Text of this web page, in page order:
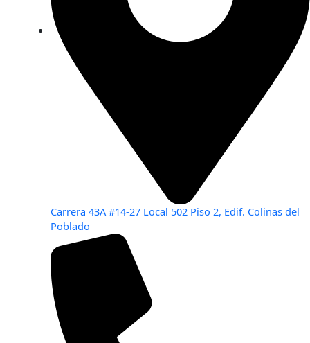
Carrera 43A #14-27 Local 502 Piso 2, Edif. Colinas del
Poblado